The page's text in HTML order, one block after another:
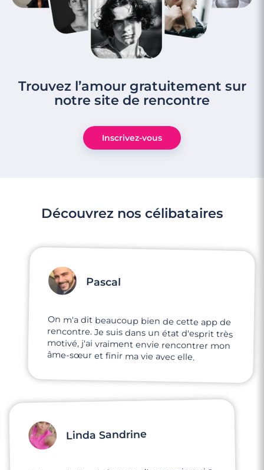
Trouvez l’amour gratuitement sur
notre site de rencontre
Inscrivez-vous
Découvrez nos célibataires
Pascal
On m'a dit beaucoup bien de cette app de
rencontre. Je suis dans un état d'esprit très
motivé, j'ai vraiment envie rencontrer mon
âme-sœur et finir ma vie avec elle.
Linda Sandrine